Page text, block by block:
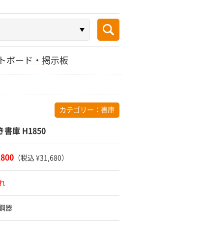
ボード・掲示板
カテゴリー： 書庫
書庫 H1850
（税込 ¥31,680）
器